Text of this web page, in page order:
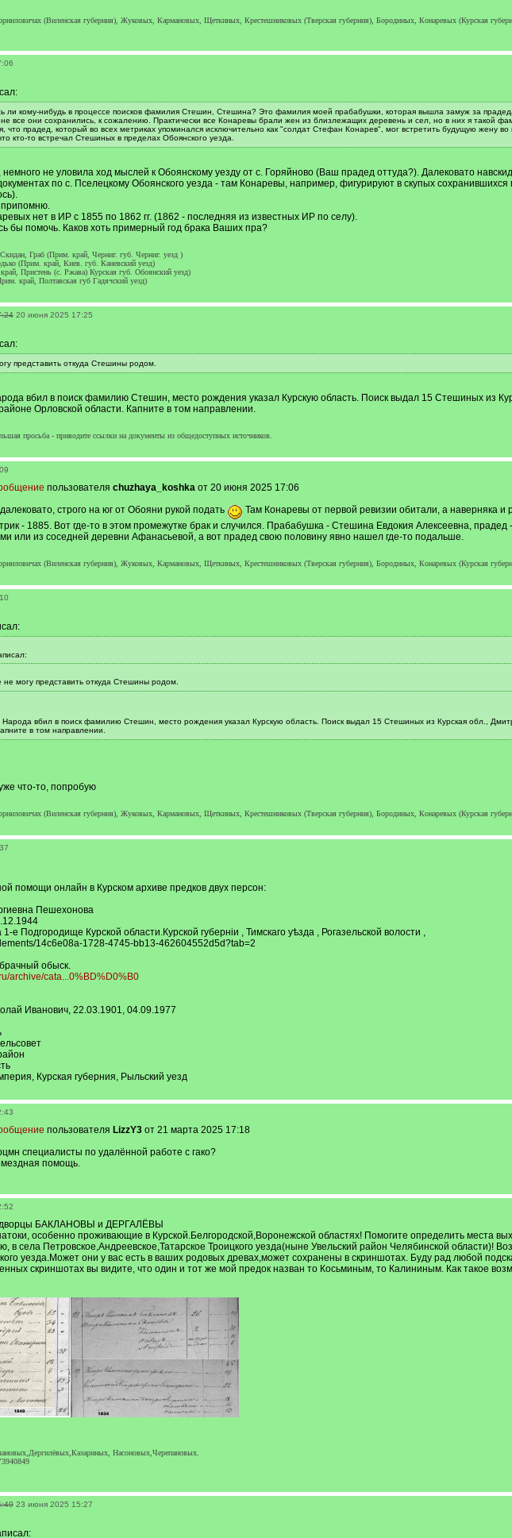
(Виленская губерния), Жуковых, Кармановых, Щеткиных, Крестешниковых (Тверская губерния), Бородиных, Конаревых (Курская
ли кому-нибудь в процессе поисков фамилия Стешин, Стешина? Это фамилия моей прабабушки, которая вышла замуж за
все они сохранились, к сожалению. Практически все Конаревы брали жен из близлежащих деревень и сел, но в них я такой
что прадед, который во всех метриках упоминался исключительно как "солдат Стефан Конарев", мог встретить будущую жену
кто-то встречал Стешиных в пределах Обоянского уезда.
немного не уловила ход мыслей к Обоянскому уезду от с. Горяйново (Ваш прадед оттуда?). Далековато
по с. Пселецкому Обоянского уезда - там Конаревы, например, фигурируют в скупых
нет в ИР с 1855 по 1862 гг. (1862 - последняя из известных ИР по селу).
бы помочь. Каков хоть примерный год брака Ваших пра?
Граб (Прим. край, Черниг. губ. Черниг. уезд )
(Прим. край, Киев. губ. Каневский уезд)
Пристень (с. Ржава) Курская губ. Обоянский уезд)
край, Полтавская губ Гадячский уезд)
20 июня 2025 17:25
представить откуда Стешины родом.
вбил в поиск фамилию Стешин, место рождения указал Курскую область. Поиск выдал 15 Стешиных из
Орловской области. Капните в том направлении.
просьба - приводите ссылки на документы из общедоступных источников.
пользователя chuzhaya_koshkaот 20 июня 2025 17:06
строго на юг от Обояни рукой подать
Там Конаревы от первой ревизии обитали, а наверняка
- 1885. Вот где-то в этом промежутке брак и случился. Прабабушка - Стешина Евдокия Алексеевна,
или из соседней деревни Афанасьевой, а вот прадед свою половину явно нашел где-то подальше.
(Виленская губерния), Жуковых, Кармановых, Щеткиных, Крестешниковых (Тверская губерния), Бородиных, Конаревых (Курская
не могу представить откуда Стешины родом.
вбил в поиск фамилию Стешин, место рождения указал Курскую область. Поиск выдал 15 Стешиных из Курская обл.,
в том направлении.
что-то, попробую
(Виленская губерния), Жуковых, Кармановых, Щеткиных, Крестешниковых (Тверская губерния), Бородиных, Конаревых (Курская
помощи онлайн в Курском архиве предков двух персон:
Пешехонова
е Подгородище Курской области.Курской губерніи , Тимскаго уѣзда , Рогазельской волости ,
14c6e08a-1728-4745-bb13-462604552d5d?tab=2
обыск.
archive/cata...0%BD%D0%B0
Иванович, 22.03.1901, 04.09.1977
Курская губерния, Рыльский уезд
пользователя LizzY3от 21 марта 2025 17:18
специалисты по удалённой работе с гако?
помощь.
БАКЛАНОВЫ и ДЕРГАЛЁВЫ
особенно проживающие в Курской.Белгородской,Воронежской областях! Помогите определить места
в села Петровское,Андреевское,Татарское Троицкого уезда(ныне Увельский район Челябинской области)!
уезда.Может они у вас есть в ваших родовых древах,может сохранены в скриншотах. Буду рад любой
скриншотах вы видите, что один и тот же мой предок назван то Косьминым, то Калининым. Как такое
Насоновых,Черепановых.
23 июня 2025 15:27